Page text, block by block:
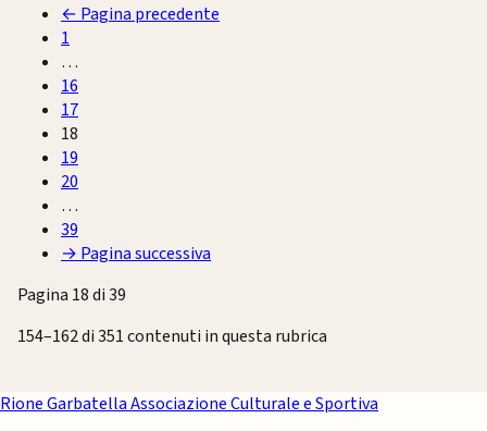
← Pagina precedente
1
…
16
17
18
19
20
…
39
→ Pagina successiva
Pagina 18 di 39
154–162 di 351 contenuti in questa rubrica
Rione GarbatellaAssociazione Culturale e Sportiva